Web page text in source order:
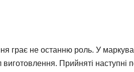
грає не останню роль. У
виготовлення. Прийняті наступні